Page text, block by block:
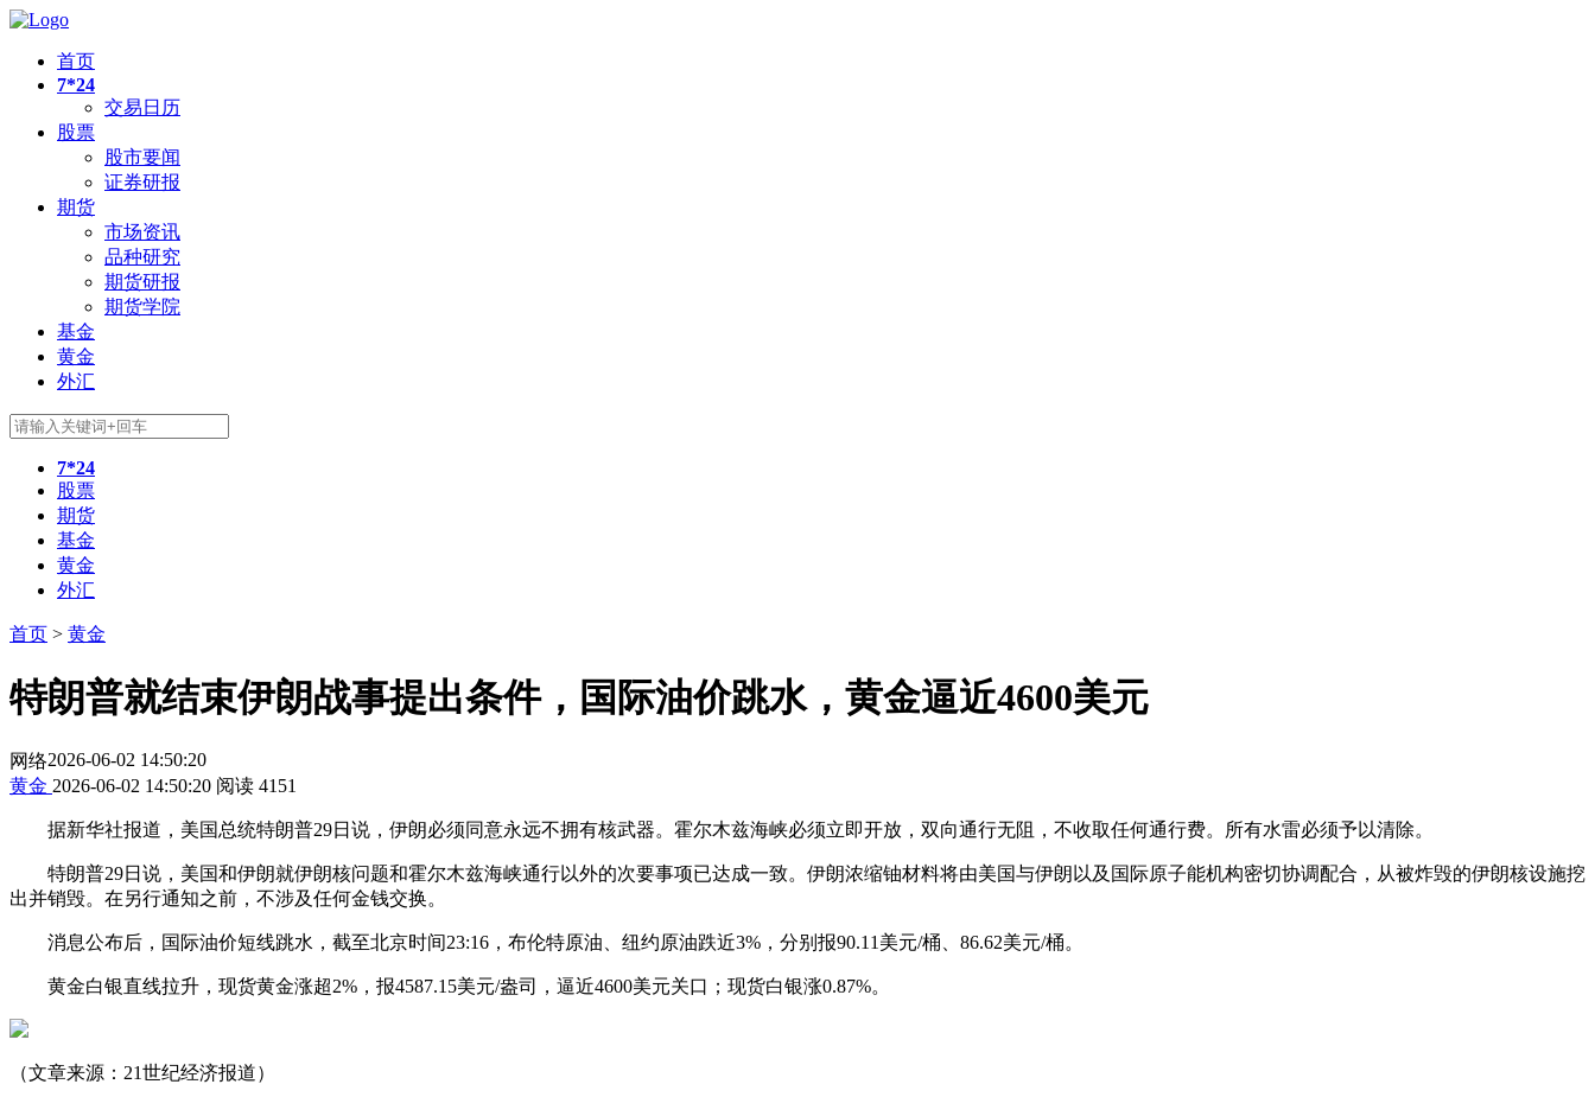
首页
7*24
交易日历
股票
股市要闻
证券研报
期货
市场资讯
品种研究
期货研报
期货学院
基金
黄金
外汇
7*24
股票
期货
基金
黄金
外汇
首页 > 黄金
特朗普就结束伊朗战事提出条件，国际油价跳水，黄金逼近4600美元
网络2026-06-02 14:50:20
黄金 2026-06-02 14:50:20 阅读 4151
据新华社报道，美国总统特朗普29日说，伊朗必须同意永远不拥有核武器。霍尔木兹海峡必须立即开放，双向通行无阻，不收取任何通行费。所有水雷必须予以清除。
特朗普29日说，美国和伊朗就伊朗核问题和霍尔木兹海峡通行以外的次要事项已达成一致。伊朗浓缩铀材料将由美国与伊朗以及国际原子能机构密切协调配合，从被炸毁的伊朗核设施挖
出并销毁。在另行通知之前，不涉及任何金钱交换。
消息公布后，国际油价短线跳水，截至北京时间23:16，布伦特原油、纽约原油跌近3%，分别报90.11美元/桶、86.62美元/桶。
黄金白银直线拉升，现货黄金涨超2%，报4587.15美元/盎司，逼近4600美元关口；现货白银涨0.87%。
（文章来源：21世纪经济报道）